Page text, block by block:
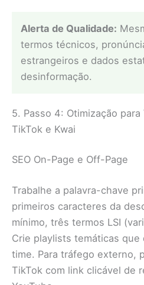
Alerta de Qualidade:
termos técnicos,
estrangeiros e dados
desinformação.
5. Passo 4: Otimização
TikTok e Kwai
SEO On-Page e Off-Page
Trabalhe a palavra-chave
primeiros caracteres da
mínimo, três termos LSI
Crie playlists temáticas
time. Para tráfego externo,
TikTok com link clicável de